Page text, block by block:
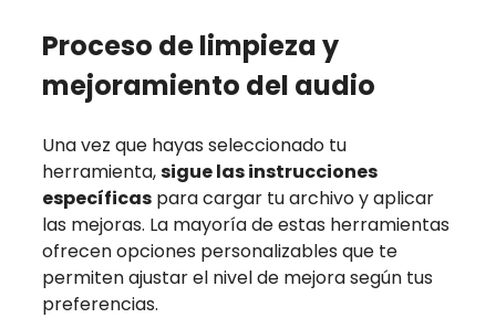
Proceso de limpieza y
mejoramiento del audio
Una vez que hayas seleccionado tu
herramienta,sigue las instrucciones
específicas para cargar tu archivo y aplicar
las mejoras. La mayoría de estas herramientas
ofrecen opciones personalizables que te
permiten ajustar el nivel de mejora según tus
preferencias.